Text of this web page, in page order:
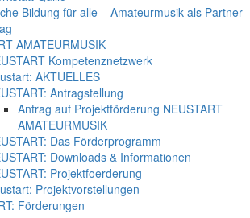
Bildung für alle – Amateurmusik als Partner
AMATEURMUSIK
Kompetenznetzwerk
AKTUELLES
Antragstellung
Antrag auf Projektförderung NEUSTART
AMATEURMUSIK
Das Förderprogramm
Downloads & Informationen
Projektfoerderung
Projektvorstellungen
Förderungen